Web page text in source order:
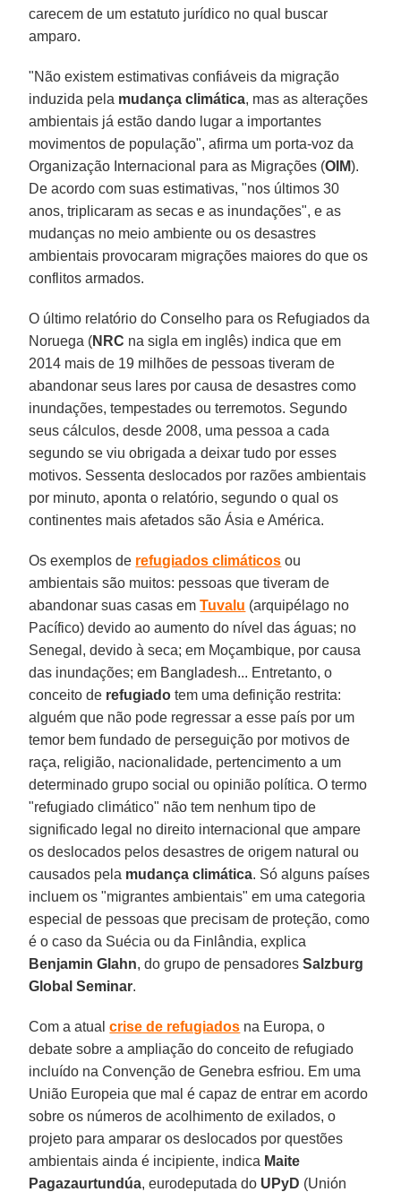
carecem de um estatuto jurídico no qual buscar
amparo.
"Não existem estimativas confiáveis da migração
induzida pela mudança climática, mas as alterações
ambientais já estão dando lugar a importantes
movimentos de população", afirma um porta-voz da
Organização Internacional para as Migrações (OIM).
De acordo com suas estimativas, "nos últimos 30
anos, triplicaram as secas e as inundações", e as
mudanças no meio ambiente ou os desastres
ambientais provocaram migrações maiores do que os
conflitos armados.
O último relatório do Conselho para os Refugiados da
Noruega (NRC na sigla em inglês) indica que em
2014 mais de 19 milhões de pessoas tiveram de
abandonar seus lares por causa de desastres como
inundações, tempestades ou terremotos. Segundo
seus cálculos, desde 2008, uma pessoa a cada
segundo se viu obrigada a deixar tudo por esses
motivos. Sessenta deslocados por razões ambientais
por minuto, aponta o relatório, segundo o qual os
continentes mais afetados são Ásia e América.
Os exemplos de refugiados climáticos ou
ambientais são muitos: pessoas que tiveram de
abandonar suas casas emTuvalu (arquipélago no
Pacífico) devido ao aumento do nível das águas; no
Senegal, devido à seca; em Moçambique, por causa
das inundações; em Bangladesh... Entretanto, o
conceito de refugiado tem uma definição restrita:
alguém que não pode regressar a esse país por um
temor bem fundado de perseguição por motivos de
raça, religião, nacionalidade, pertencimento a um
determinado grupo social ou opinião política. O termo
"refugiado climático" não tem nenhum tipo de
significado legal no direito internacional que ampare
os deslocados pelos desastres de origem natural ou
causados pela mudança climática. Só alguns países
incluem os "migrantes ambientais" em uma categoria
especial de pessoas que precisam de proteção, como
é o caso da Suécia ou da Finlândia, explica
Benjamin Glahn, do grupo de pensadoresSalzburg
Global Seminar.
Com a atualcrise de refugiados na Europa, o
debate sobre a ampliação do conceito de refugiado
incluído na Convenção de Genebra esfriou. Em uma
União Europeia que mal é capaz de entrar em acordo
sobre os números de acolhimento de exilados, o
projeto para amparar os deslocados por questões
ambientais ainda é incipiente, indica Maite
Pagazaurtundúa, eurodeputada do UPyD (Unión